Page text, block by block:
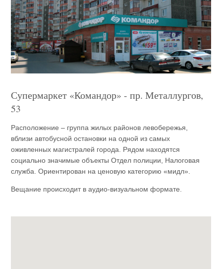
Супермаркет «Командор» - пр. Металлургов,
53
Расположение – группа жилых районов левобережья,
вблизи автобусной остановки на одной из самых
оживленных магистралей города. Рядом находятся
социально значимые объекты Отдел полиции, Налоговая
служба. Ориентирован на ценовую категорию «мидл».
Вещание происходит в аудио-визуальном формате.